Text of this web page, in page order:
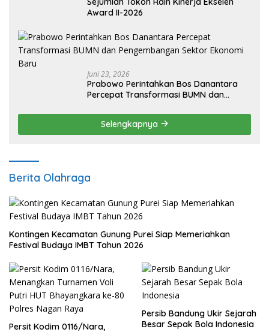
Award II-2026
Juni 23, 2026
Prabowo Perintahkan Bos Danantara
Percepat Transformasi BUMN dan
Selengkapnya
Berita Olahraga
Kontingen Kecamatan Gunung Purei Siap Memeriahkan
Festival Budaya IMBT Tahun 2026
Persit Kodim 0116/Nara,
Persib Bandung Ukir Sejarah
Besar Sepak Bola Indonesia